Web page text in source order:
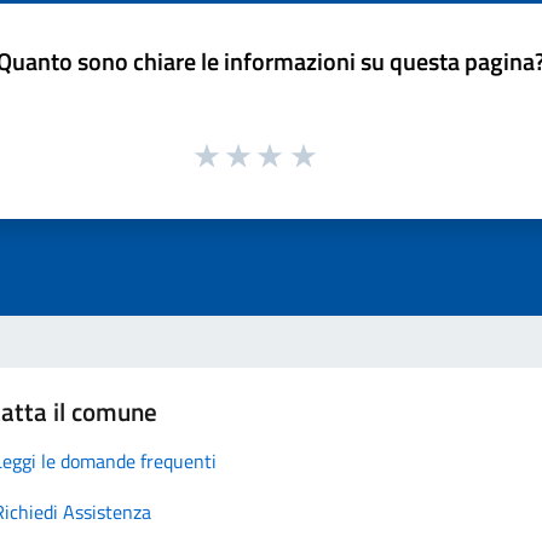
sono chiare le informazioni su questa
il comune
le domande frequenti
Assistenza